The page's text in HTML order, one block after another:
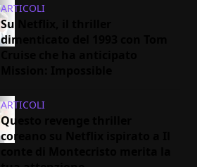
ARTICOLI
Su Netflix, il thriller
dimenticato del 1993 con Tom
ARTICOLI
Questo revenge thriller
coreano su Netflix ispirato a Il